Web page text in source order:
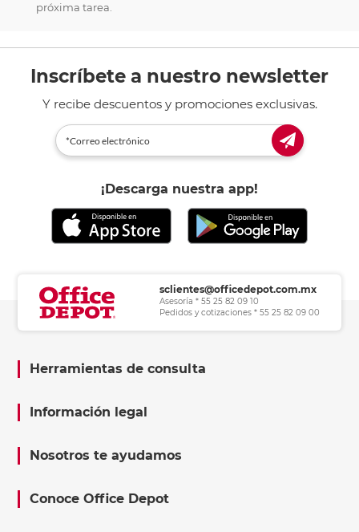
próxima tarea.
Inscríbete a nuestro newsletter
Y recibe descuentos y promociones exclusivas.
¡Descarga nuestra app!
sclientes@officedepot.com.mx
Asesoría * 55 25 82 09 10
Pedidos y cotizaciones * 55 25 82 09 00
Herramientas de consulta
Información legal
Nosotros te ayudamos
Conoce Office Depot